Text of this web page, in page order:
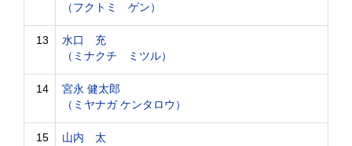
（フクトミ ゲン）
13
水口 充
（ミナクチ ミツル）
14
宮永 健太郎
（ミヤナガ ケンタロウ）
15
山内 太